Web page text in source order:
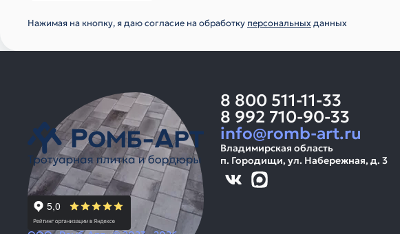
Нажимая на кнопку, я даю согласие на обработку персональныхданных
8 800 511-11-33
8 992 710-90-33
info@romb-art.ru
Владимирская область
п. Городищи, ул. Набережная, д. 3